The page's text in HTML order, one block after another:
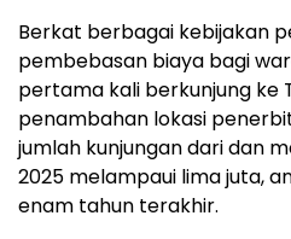
Berkat berbagai kebijakan
pembebasan biaya bagi
pertama kali berkunjung ke
penambahan lokasi
jumlah kunjungan dari dan
2025 melampaui lima juta,
enam tahun terakhir.